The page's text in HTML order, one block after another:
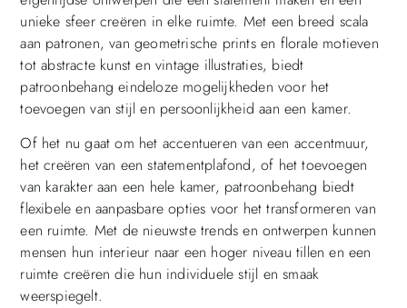
unieke sfeer creëren in elke ruimte. Met een breed scala
aan patronen, van geometrische prints en florale motieven
tot abstracte kunst en vintage illustraties, biedt
patroonbehang eindeloze mogelijkheden voor het
toevoegen van stijl en persoonlijkheid aan een kamer.
Of het nu gaat om het accentueren van een accentmuur,
het creëren van een statementplafond, of het toevoegen
van karakter aan een hele kamer, patroonbehang biedt
flexibele en aanpasbare opties voor het transformeren van
een ruimte. Met de nieuwste trends en ontwerpen kunnen
mensen hun interieur naar een hoger niveau tillen en een
ruimte creëren die hun individuele stijl en smaak
weerspiegelt.